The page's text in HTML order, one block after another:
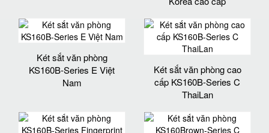
Két sắt văn phòng
KS160B-Series E Việt
Nam
Két sắt văn phòng cao
cấp KS160B-Series C
ThaiLan